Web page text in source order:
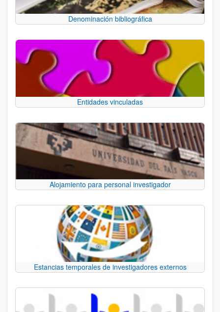
Denominación bibliográfica
Entidades vinculadas
Alojamiento para personal investigador
Estancias temporales de investigadores externos